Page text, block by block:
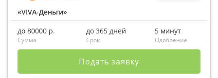
«VIVA-Деньги»
до 80000 р.
Сумма
до 365 дней
Срок
5 минут
Одобрение
Подать заявку